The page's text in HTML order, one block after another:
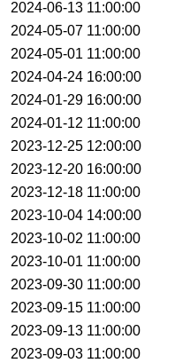
2024-06-13 11:00:00
2024-05-07 11:00:00
2024-05-01 11:00:00
2024-04-24 16:00:00
2024-01-29 16:00:00
2024-01-12 11:00:00
2023-12-25 12:00:00
2023-12-20 16:00:00
2023-12-18 11:00:00
2023-10-04 14:00:00
2023-10-02 11:00:00
2023-10-01 11:00:00
2023-09-30 11:00:00
2023-09-15 11:00:00
2023-09-13 11:00:00
2023-09-03 11:00:00